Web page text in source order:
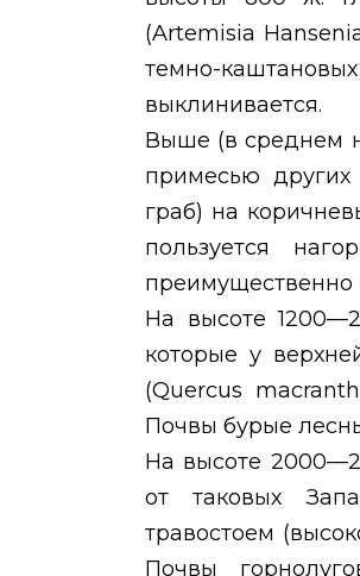
(Artemisia
темно-
выклинивается.
Выше (в среднем
примесью других
граб) на
пользуется
На высоте
которые у
(Quercus
Почвы бурые
На высоте
от таковых
травостоем
Почвы